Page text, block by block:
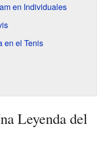
en Individuales
en el Tenis
Leyenda del